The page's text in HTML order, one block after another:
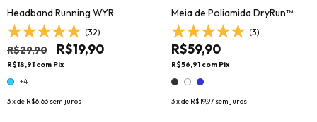
Headband Running WYR
(32)
R$29,90 R$19,90
R$18,91 com Pix
+4
3x de R$6,63 sem juros
Meia de Poliamida DryRun™
(3)
R$59,90
R$56,91 com Pix
3x de R$19,97 sem juros